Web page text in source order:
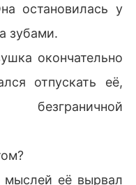
остановилась у
зубами.
окончательно
отпускать её,
её вырвал